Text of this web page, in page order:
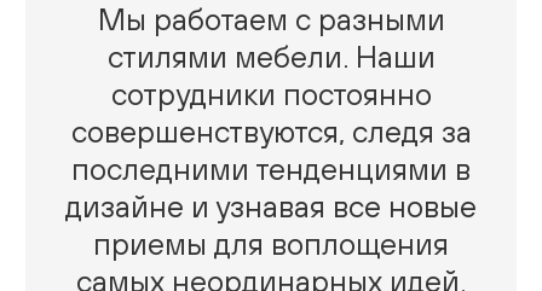
Мы работаем с разными
стилями мебели. Наши
сотрудники постоянно
совершенствуются, следя за
последними тенденциями в
дизайне и узнавая все новые
приемы для воплощения
самых неординарных идей.